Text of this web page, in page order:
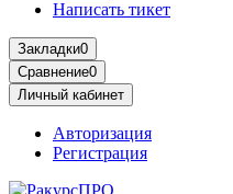
Написать тикет
Закладки0
Сравнение0
Личный кабинет
Авторизация
Регистрация